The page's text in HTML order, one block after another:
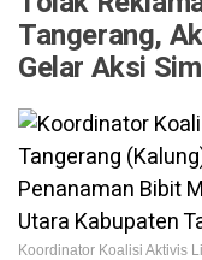
Tangerang,
Gelar Aksi
Koordinator Koalisi Aktivis